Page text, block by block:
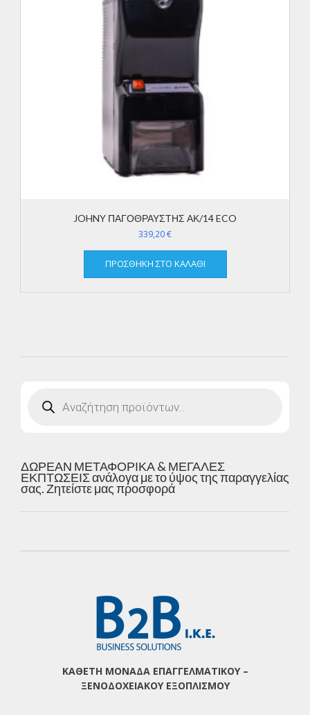
JOHNY ΠΑΓΟΘΡΑΥΣΤΗΣ ΑΚ/14 ECO
339,20€
ΠΡΟΣΘΉΚΗ ΣΤΟ ΚΑΛΆΘΙ
search
ΔΩΡΕΑΝ ΜΕΤΑΦΟΡΙΚΑ & ΜΕΓΑΛΕΣ
ΕΚΠΤΩΣΕΙΣ ανάλογα με το ύψος της παραγγελίας
σας. Ζητείστε μας προσφορά
ΚΑΘΕΤΗ ΜΟΝΑΔΑ ΕΠΑΓΓΕΛΜΑΤΙΚΟΥ –
ΞΕΝΟΔΟΧΕΙΑΚΟΥ ΕΞΟΠΛΙΣΜΟΥ